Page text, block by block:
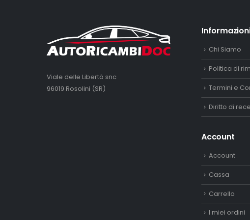
Viale delle Libertà snc
96019 Rosolini (SR)
Chi Siamo
Politica di
Termini e
Diritto di
Account
Account
Cassa
Carrello
I miei ordini